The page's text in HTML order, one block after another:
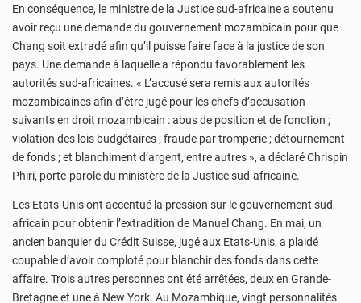
En conséquence, le ministre de la Justice sud-africaine a soutenu
avoir reçu une demande du gouvernement mozambicain pour que
Chang soit extradé afin qu’il puisse faire face à la justice de son
pays. Une demande à laquelle a répondu favorablement les
autorités sud-africaines. « L’accusé sera remis aux autorités
mozambicaines afin d’être jugé pour les chefs d’accusation
suivants en droit mozambicain : abus de position et de fonction ;
violation des lois budgétaires ; fraude par tromperie ; détournement
de fonds ; et blanchiment d’argent, entre autres », a déclaré Chrispin
Phiri, porte-parole du ministère de la Justice sud-africaine.
Les Etats-Unis ont accentué la pression sur le gouvernement sud-
africain pour obtenir l’extradition de Manuel Chang. En mai, un
ancien banquier du Crédit Suisse, jugé aux Etats-Unis, a plaidé
coupable d’avoir comploté pour blanchir des fonds dans cette
affaire. Trois autres personnes ont été arrêtées, deux en Grande-
Bretagne et une à New York. Au Mozambique, vingt personnalités